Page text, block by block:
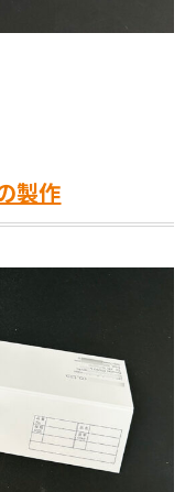
製作